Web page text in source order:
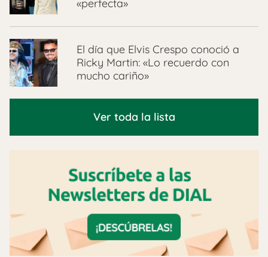
«perfecta»
El día que Elvis Crespo conoció a
Ricky Martin: «Lo recuerdo con
mucho cariño»
Ver toda la lista